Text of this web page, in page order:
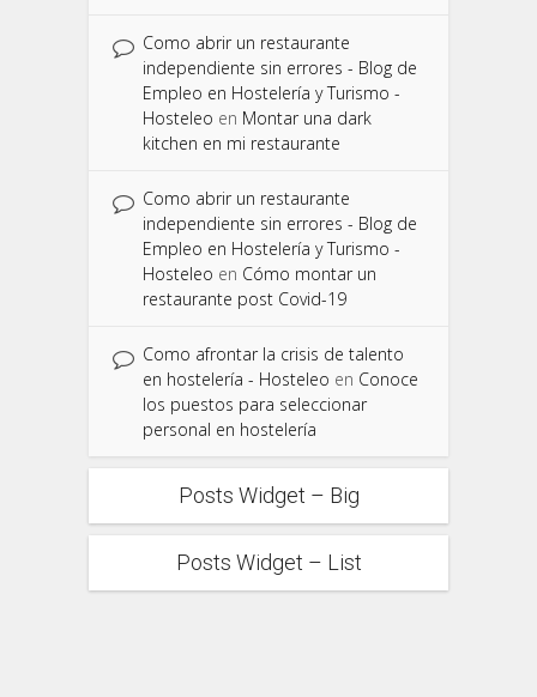
Como abrir un restaurante
independiente sin errores - Blog de
Empleo en Hostelería y Turismo -
Hosteleo en Montar una dark
kitchen en mi restaurante
Como abrir un restaurante
independiente sin errores - Blog de
Empleo en Hostelería y Turismo -
Hosteleo en Cómo montar un
restaurante post Covid-19
Como afrontar la crisis de talento
en hostelería - Hosteleo en Conoce
los puestos para seleccionar
personal en hostelería
Posts Widget – Big
Posts Widget – List